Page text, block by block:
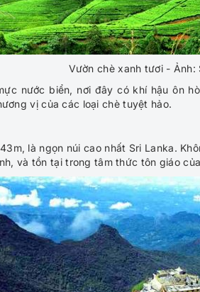
Vườn chè xanh tươi - Ảnh:
nước biển, nơi đây có khí hậu ôn
vị của các loại chè tuyệt hảo.
là ngọn núi cao nhất Sri Lanka.
và tồn tại trong tâm thức tôn giáo